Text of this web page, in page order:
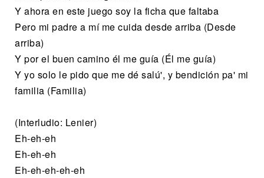
Y ahora en este juego soy la ficha que faltaba
Pero mi padre a mí me cuida desde arriba (Desde
arriba)
Y por el buen camino él me guía (Él me guía)
Y yo solo le pido que me dé salú', y bendición pa' mi
familia (Familia)
(Interludio: Lenier)
Eh-eh-eh
Eh-eh-eh
Eh-eh-eh-eh-eh